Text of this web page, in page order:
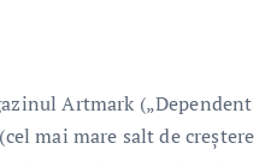
Artmark („Dependent
mai mare salt de creștere